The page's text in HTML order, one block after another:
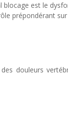
blocage est le
prépondérant
douleurs